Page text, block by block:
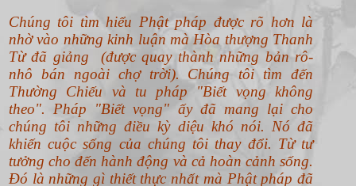
Chúng tôi tìm hiểu Phật pháp được rõ hơn là
nhờ vào những kinh luận mà Hòa thượng Thanh
Từ đã giảng (được quay thành những bản rô-
nhô bán ngoài chợ trời). Chúng tôi tìm đến
Thường Chiếu và tu pháp "Biết vọng không
theo".Pháp "Biết vọng" ấy đã mang lại cho
chúng tôi những điều kỳ diệu khó nói. Nó đã
khiến cuộc sống của chúng tôi thay đổi. Từ tư
tưởng cho đến hành động và cả hoàn cảnh sống.
Đó là những gì thiết thực nhất mà Phật pháp đã